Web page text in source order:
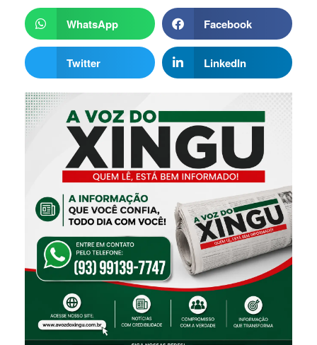
WhatsApp Facebook
Twitter LinkedIn